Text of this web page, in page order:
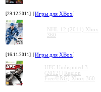
[29.12.2011] [Игры для XBox]
NHL 12 (2011) Xbox
360
[16.11.2011] [Игры для XBox]
UFC Undisputed 3
(2012) [Region
Free/ENG] Xbox 360